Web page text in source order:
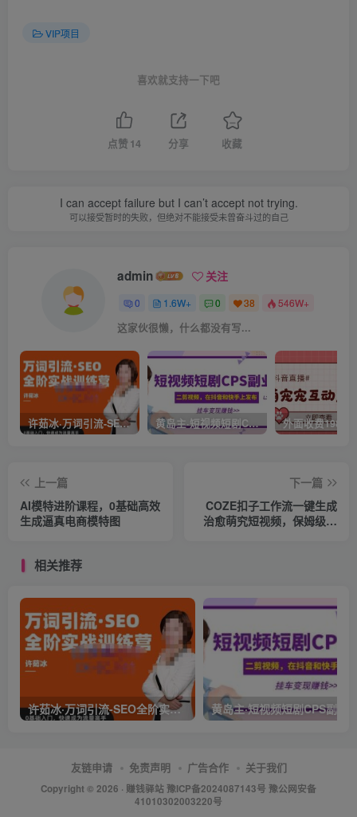
VIP项目
喜欢就支持一下吧
点赞 14 分享 收藏
I can accept failure but I can’t accept not trying.
可以接受暂时的失败，但绝对不能接受未曾奋斗过的自己
admin 关注
0 1.6W+ 0 38 546W+
这家伙很懒，什么都没有写...
许茹冰·万词引流-SEO全阶实战训练营，0基础入门，快速成为流量高手 黄岛主·短视频短剧CPS副业项目：二剪视频在抖音和快手上发布，挂车变现
上一篇
AI模特进阶课程，0基础高效
生成逼真电商模特图
下一篇
COZE扣子工作流一键生成
治愈萌究短视频，保姆级教
相关推荐
许茹冰·万词引流-SEO全阶实战训练营，0基础入门，快速成为流量高手
友链申请 免责声明 广告合作 关于我们
Copyright © 2026 · 赚钱驿站豫ICP备2024087143号 豫公网安备
41010302003220号